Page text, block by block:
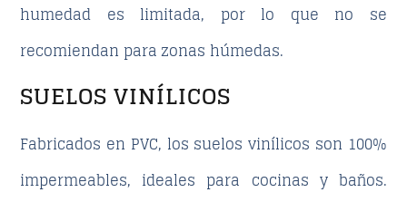
humedad es limitada, por lo que no se
recomiendan para zonas húmedas.
SUELOS VINÍLICOS
Fabricados en PVC, los suelos vinílicos son 100%
impermeables, ideales para cocinas y baños.